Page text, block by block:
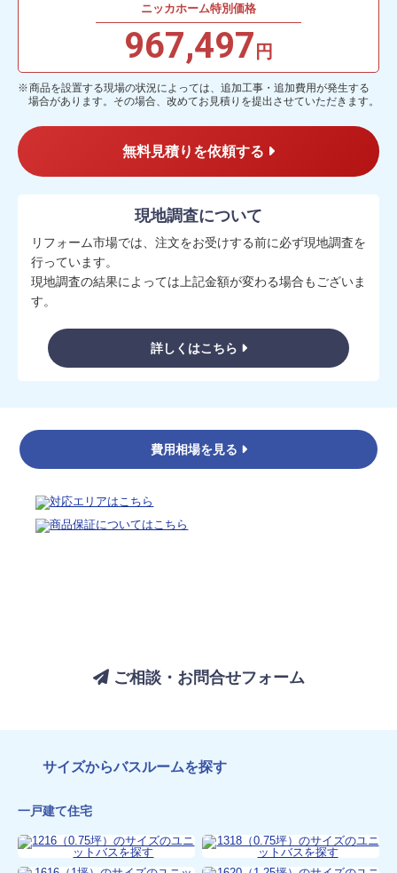
ニッカホーム特別価格
967,497 円
商品を設置する現場の状況によっては、追加工事・追加費用が発生する
場合があります。その場合、改めてお見積りを提出させていただきます。
無料見積りを依頼する
現地調査について
リフォーム市場では、注文をお受けする前に必ず現地調査を
行っています。
現地調査の結果によっては上記金額が変わる場合もございま
す。
詳しくはこちら
費用相場を見る
ご相談・お問合せフォーム
サイズからバスルームを探す
一戸建て住宅